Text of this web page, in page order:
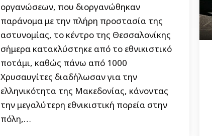
οργανώσεων, που διοργανώθηκαν
παράνομα με την πλήρη προστασία της
αστυνομίας, το κέντρο της Θεσσαλονίκης
σήμερα κατακλύστηκε από το εθνικιστικό
ποτάμι, καθώς πάνω από 1000
Χρυσαυγίτες διαδήλωσαν για την
ελληνικότητα της Μακεδονίας, κάνοντας
την μεγαλύτερη εθνικιστική πορεία στην
πόλη,…